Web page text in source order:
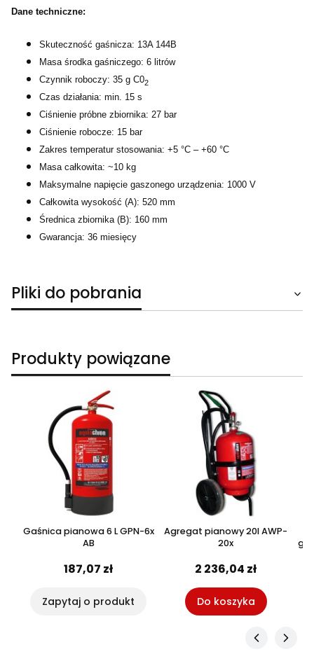
Dane techniczne:
Skuteczność gaśnicza: 13A 144B
Masa środka gaśniczego: 6 litrów
Czynnik roboczy: 35 g C02
Czas działania: min. 15 s
Ciśnienie próbne zbiornika: 27 bar
Ciśnienie robocze: 15 bar
Zakres temperatur stosowania: +5 °C – +60 °C
Masa całkowita: ~10 kg
Maksymalne napięcie gaszonego urządzenia: 1000 V
Całkowita wysokość (A): 520 mm
Średnica zbiornika (B): 160 mm
Gwarancja: 36 miesięcy
Pliki do pobrania
Produkty powiązane
Gaśnica pianowa 6 L GPN-6x
AB
187,07 zł
Zapytaj o produkt
Agregat pianowy 20l AWP-
20x
2 236,04 zł
Do koszyka